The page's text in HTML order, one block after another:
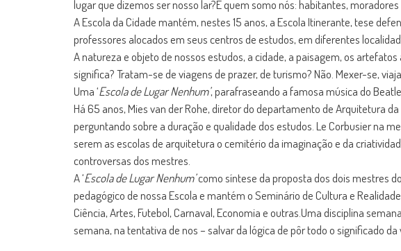
lugar que dizemos ser nosso lar?E quem somo nós: habitantes,
A Escola da Cidade mantém, nestes 15 anos, a Escola Itinerante, tese
professores alocados em seus centros de estudos, em diferentes
A natureza e objeto de nossos estudos, a cidade, a paisagem, os
significa? Tratam-se de viagens de prazer, de turismo? Não. Mexer-se,
Uma ‘Escola de Lugar Nenhum’, parafraseando a famosa música do
Há 65 anos, Mies van der Rohe, diretor do departamento de Arquitetura
perguntando sobre a duração e qualidade dos estudos. Le Corbusier na
serem as escolas de arquitetura o cemitério da imaginação e da
controversas dos mestres.
A ‘Escola de Lugar Nenhum’como síntese da proposta dos dois mestres
pedagógico de nossa Escola e mantém o Seminário de Cultura e
Ciência, Artes, Futebol, Carnaval, Economia e outras.Uma disciplina
semana, na tentativa de nos – salvar da lógica de pôr todo o significado